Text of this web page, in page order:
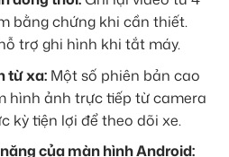
bằng chứng khi cần thiết.
trợ ghi hình khi tắt máy.
từ xa: Một số phiên bản cao
hình ảnh trực tiếp từ camera
kỳ tiện lợi để theo dõi xe.
của màn hình Android: